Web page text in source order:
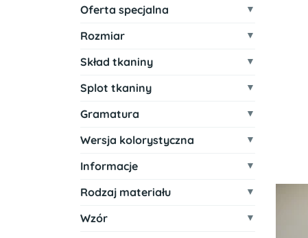
Oferta specjalna
Rozmiar
Skład tkaniny
Splot tkaniny
Gramatura
Wersja kolorystyczna
Informacje
Rodzaj materiału
Wzór